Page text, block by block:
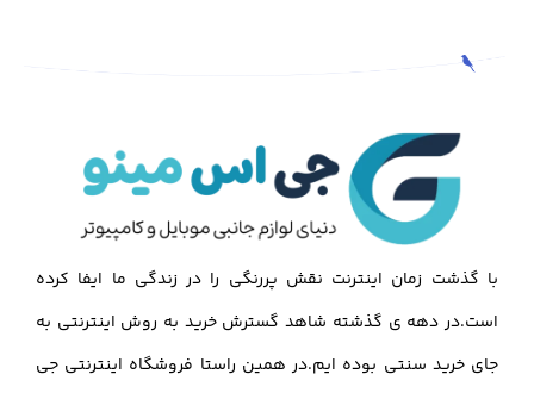
با گذشت زمان اینترنت نقش پررنگی را در زندگی ما ایفا کرده
است.در دهه ی گذشته شاهد گسترش خرید به روش اینترنتی به
جای خرید سنتی بوده ایم.در همین راستا فروشگاه اینترنتی جی